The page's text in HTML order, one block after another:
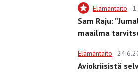
Elämäntaito
Sam Raju:
maailma
Elämäntaito
Aviokriisistä